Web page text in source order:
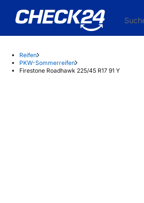
Reifen
PKW-Sommerreifen
Firestone Roadhawk 225/45 R17 91 Y